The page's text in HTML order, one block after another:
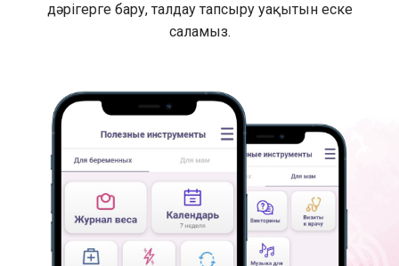
дәрігерге бару, талдау тапсыру уақытын еске
саламыз.